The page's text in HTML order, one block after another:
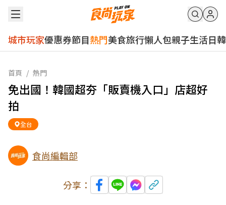
城市玩家優惠券節目熱門美食旅行懶人包親子生活日韓
首頁 / 熱門
免出國！韓國超夯「販賣機入口」店超好
拍
全台
食尚編輯部
分享：